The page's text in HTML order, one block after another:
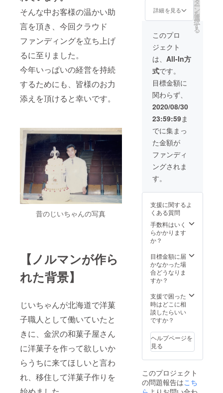
そんな中お客様の温かい助
言を頂き、今回クラウド
ファンディングを立ち上げ
るに至りました。
今年いっぱいの経営を持続
するためにも、皆様のお力
添えを頂けると幸いです。
昔のじいちゃんの写真
【ノルマンが作ら
れた背景】
じいちゃんが北海道で洋菓
子職人として働いていたと
きに、金沢の和菓子屋さん
に洋菓子を作って欲しいか
らうちに来てほしいと言わ
れ、移住して洋菓子作りを
（2020
年9月1
日〜30
日ま
で） ※
支援
時、必
ず備考
欄にご
希望の
お名前
をご記
入くだ
さい。
報告を
させて
いただ
きま
す。 ま
た、こ
のリ
ターン
ご利用
の支援
者様の
フル
ネーム
or会社
名を店
舗に、
1ヶ月間
掲載さ
せてい
ただき
ます。
日〜30
※支援
時、必
ず備考
欄にご
希望の
をご記
入くだ
さい。
ら1ヶ月
としま
す） ※
喫茶店
は(日)
(月)がお
休みで
す ※1日
1,000円
（税
込）ま
で致し
ます
※1,000
円（税
込）を
越され
た場合
は、別
途超過
分のお
ます ※
バイキ
ングは
ご利用
頂けま
せん ※
等の情
勢等を
加味さ
せてい
ます ま
た、こ
のリ
ターン
の支援
者様の
フル
ネーム
名を店
舗に、
1ヶ月間
詳細を見る ー
ン
を
選
択
す
る
このプロ
ジェクト
は、 All-In方
式です。
目標金額に
関わらず、
2020/08/30
23:59:59ま
でに集まっ
た金額が
ファンディ
ングされま
す。
支援に関するよ
くある質問
手数料はいく
らかかります
か？
目標金額に届
かなかった場
合どうなりま
すか？
支援で困った
時はどこに相
談したらいい
ですか？
ヘルプページを
見る
このプロジェクト
の問題報告はこち